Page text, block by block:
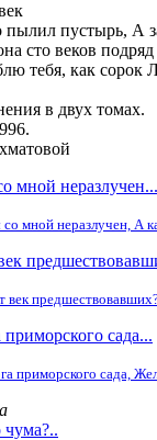
пустырь, А
сто веков
тебя, как сорок
в двух томах.
мной неразлучен...
мной неразлучен, А
век
приморского сада...
приморского сада,